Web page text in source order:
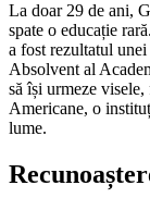
La doar 29 de ani,
spate o educație
a fost rezultatul
Absolvent al
să își urmeze
Americane, o
lume.